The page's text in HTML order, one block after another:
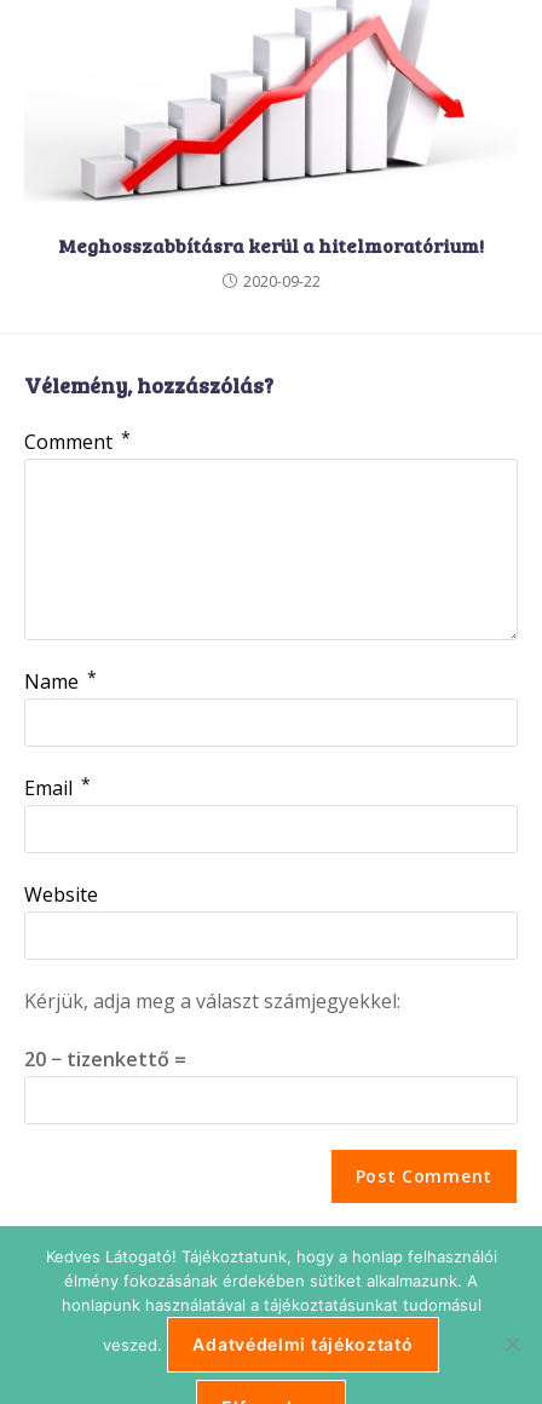
Meghosszabbításra kerül a hitelmoratórium!
2020-09-22
Vélemény, hozzászólás?
Comment *
Name *
Email *
Website
Kérjük, adja meg a választ számjegyekkel:
20 − tizenkettő =
Adatkezelési tájékoztató Impresszum
Süti beállítások
Kedves Látogató! Tájékoztatunk, hogy a honlap felhasználói
élmény fokozásának érdekében sütiket alkalmazunk. A
honlapunk használatával a tájékoztatásunkat tudomásul
veszed. Adatvédelmi tájékoztató